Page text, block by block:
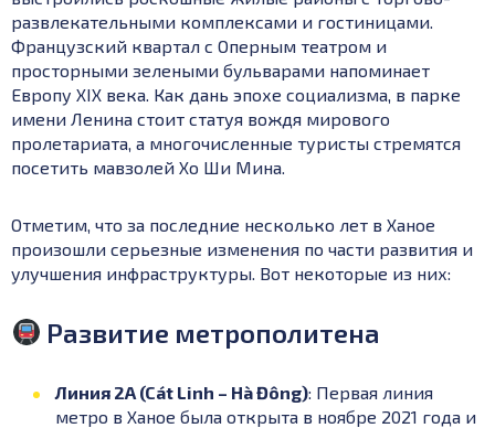
развлекательными комплексами и гостиницами.
Французский квартал с Оперным театром и
просторными зелеными бульварами напоминает
Европу XIX века. Как дань эпохе социализма, в парке
имени Ленина стоит статуя вождя мирового
пролетариата, а многочисленные туристы стремятся
посетить мавзолей Хо Ши Мина.
Отметим, что за последние несколько лет в Ханое
произошли серьезные изменения по части развития и
улучшения инфраструктуры. Вот некоторые из них:
Развитие метрополитена
Линия 2A (Cát Linh – Hà Đông): Первая линия
метро в Ханое была открыта в ноябре 2021 года и